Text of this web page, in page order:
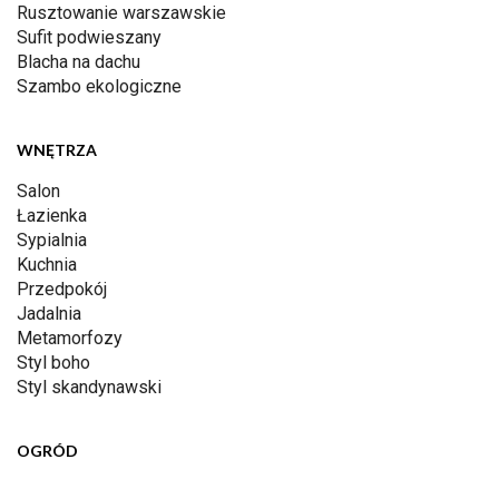
Rusztowanie warszawskie
Sufit podwieszany
Blacha na dachu
Szambo ekologiczne
WNĘTRZA
Salon
Łazienka
Sypialnia
Kuchnia
Przedpokój
Jadalnia
Metamorfozy
Styl boho
Styl skandynawski
OGRÓD